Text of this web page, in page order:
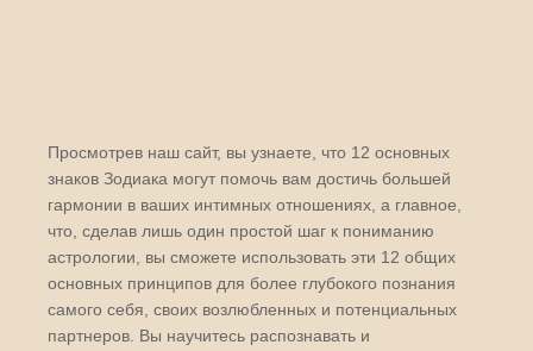
Просмотрев наш сайт, вы узнаете, что 12 основных
знаков Зодиака могут помочь вам достичь большей
гармонии в ваших интимных отношениях, а главное,
что, сделав лишь один простой шаг к пониманию
астрологии, вы сможете использовать эти 12 общих
основных принципов для более глубокого познания
самого себя, своих возлюбленных и потенциальных
партнеров. Вы научитесь распознавать и